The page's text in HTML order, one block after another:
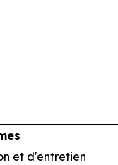
et d'entretien